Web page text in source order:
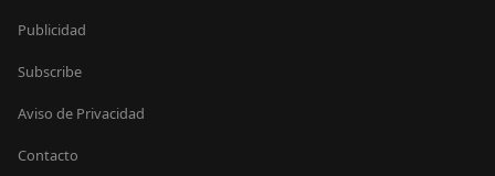
Publicidad
Subscribe
Aviso de Privacidad
Contacto